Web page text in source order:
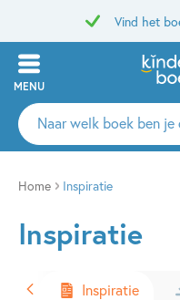
Vind het
MENU
Zoeken
naar
auteurs
uitgevers
Home Inspiratie
Inspiratie
Inspiratie